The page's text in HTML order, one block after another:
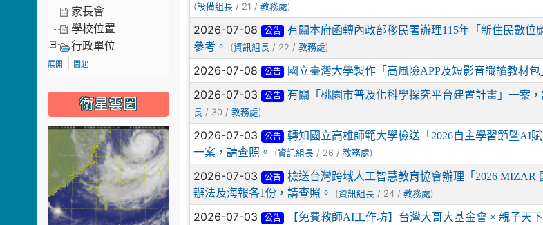
(設備組長/ 21 / 教務處)
2026-07-08 公告
有關本府函轉內政部移民署辦理115年「新住民數
參考。
(資訊組長/ 22 / 教務處)
2026-07-08 公告 國立臺灣大學製作「高風險APP及短影音識讀教材包
2026-07-03 公告 有關「桃園市普及化科學探究平台建置計畫」一案
長/ 30 / 教務處)
2026-07-03 公告
轉知國立高雄師範大學檢送「2026自主學習節暨AI
一案，請查照。
(資訊組長/ 26 / 教務處)
2026-07-03 公告
檢送台灣跨域人工智慧教育協會辦理「2026 MIZAR
辦法及海報各1份，請查照。
(資訊組長/ 24 / 教務處)
2026-07-03 公告 【免費教師AI工作坊】台灣大哥大基金會 × 親子天
家長會
學校位置
行政單位
展開 闔起
衛星雲圖